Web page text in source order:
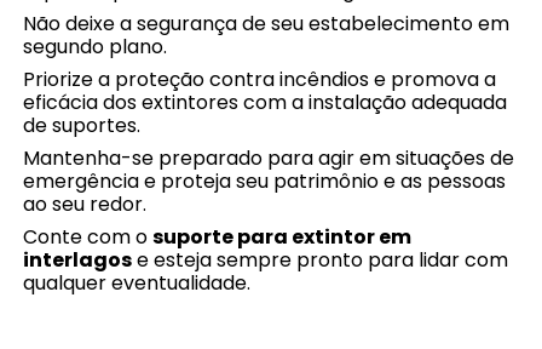
Não deixe a segurança de seu estabelecimento em
segundo plano.
Priorize a proteção contra incêndios e promova a
eficácia dos extintores com a instalação adequada
de suportes.
Mantenha-se preparado para agir em situações de
emergência e proteja seu patrimônio e as pessoas
ao seu redor.
Conte com osuporte para extintor em
interlagose esteja sempre pronto para lidar com
qualquer eventualidade.